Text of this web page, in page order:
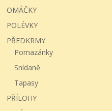
OMÁČKY
POLÉVKY
PŘEDKRMY
Pomazánky
Snídaně
Tapasy
PŘÍLOHY